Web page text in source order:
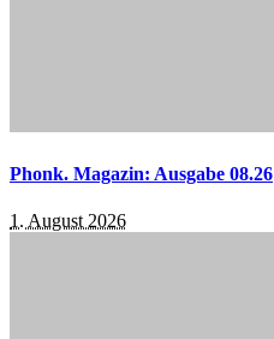
Phonk. Magazin: Ausgabe 08.26
1. August 2026